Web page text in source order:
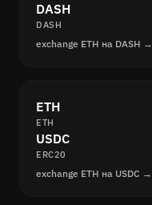
DASH
DASH
exchange ETH на DASH →
ETH
ETH
USDC
ERC20
exchange ETH на USDC →